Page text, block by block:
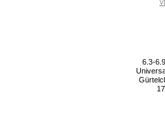
6.3-